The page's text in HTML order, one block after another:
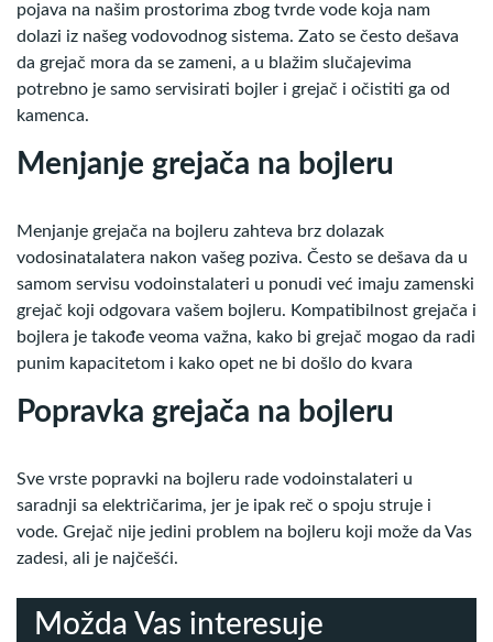
pojava na našim prostorima zbog tvrde vode koja nam
dolazi iz našeg vodovodnog sistema. Zato se često dešava
da grejač mora da se zameni, a u blažim slučajevima
potrebno je samo servisirati bojler i grejač i očistiti ga od
kamenca.
Menjanje grejača na bojleru
Menjanje grejača na bojleru zahteva brz dolazak
vodosinatalatera nakon vašeg poziva. Često se dešava da u
samom servisu vodoinstalateri u ponudi već imaju zamenski
grejač koji odgovara vašem bojleru. Kompatibilnost grejača i
bojlera je takođe veoma važna, kako bi grejač mogao da radi
punim kapacitetom i kako opet ne bi došlo do kvara
Popravka grejača na bojleru
Sve vrste popravki na bojleru rade vodoinstalateri u
saradnji sa električarima, jer je ipak reč o spoju struje i
vode. Grejač nije jedini problem na bojleru koji može da Vas
zadesi, ali je najčešći.
Možda Vas interesuje